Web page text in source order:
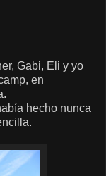
Gabi, Eli y yo
en
hecho nunca